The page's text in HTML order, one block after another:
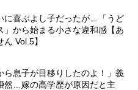
に喜ぶよし子だったが…「うど
」から始まる小さな違和感【あ
Vol.5】
ら息子が目移りしたのよ！」義
然…嫁の高学歴が原因だと主